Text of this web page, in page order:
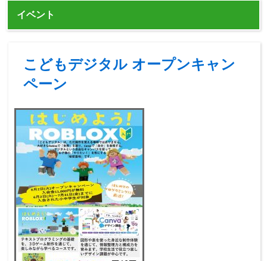
イベント
こどもデジタル オープンキャン
ペーン